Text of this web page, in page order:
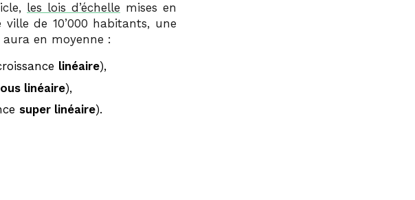
les lois d’échelle mises en
de 10’000 habitants, une
en moyenne :
linéaire),
linéaire),
super linéaire).